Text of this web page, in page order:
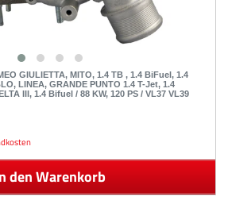
GIULIETTA, MITO, 1.4 TB , 1.4 BiFuel, 1.4
LINEA, GRANDE PUNTO 1.4 T-Jet, 1.4
III, 1.4 Bifuel / 88 KW, 120 PS / VL37 VL39
den Warenkorb